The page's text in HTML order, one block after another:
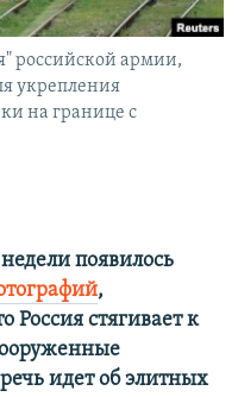
российской армии,
укрепления
на границе с
появилось
,
Россия стягивает к
идет об элитных